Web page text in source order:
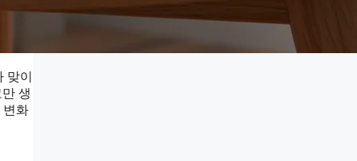
이
생
변화